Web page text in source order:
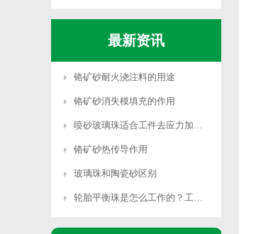
最新资讯
铬矿砂耐火浇注料的用途
铬矿砂消失模填充的作用
喷砂玻璃珠适合工件去应力加工吗
铬矿砂热传导作用
玻璃珠和陶瓷砂区别
轮胎平衡珠是怎么工作的？工作原理是什么？